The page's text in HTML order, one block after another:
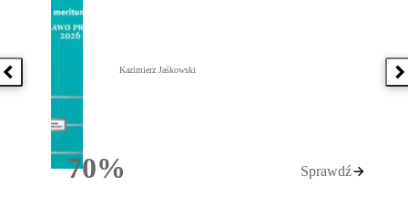
Poprzednia książka
70%Rabatu
Kazimierz Jaśkowski
Sprawdź